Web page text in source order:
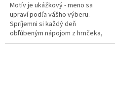
Motív je ukážkový - meno sa
upraví podľa vášho výberu.
Spríjemni si každý deň
obľúbeným nápojom z hrnčeka,
ktorý je len tvoj. Tento